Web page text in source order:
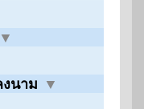
▼
นาม ▼